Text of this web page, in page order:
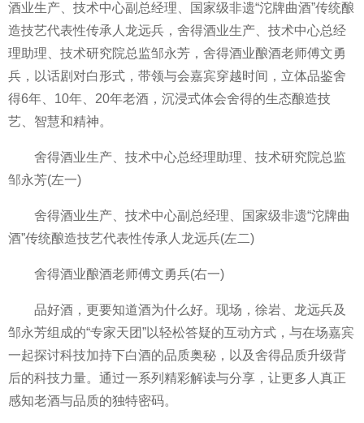
酒业生产、技术中心副总经理、国家级非遗“沱牌曲酒”传统酿
造技艺代表性传承人龙远兵，舍得酒业生产、技术中心总经
理助理、技术研究院总监邹永芳，舍得酒业酿酒老师傅文勇
兵，以话剧对白形式，带领与会嘉宾穿越时间，立体品鉴舍
得6年、10年、20年老酒，沉浸式体会舍得的生态酿造技
艺、智慧和精神。
舍得酒业生产、技术中心总经理助理、技术研究院总监
邹永芳(左一)
舍得酒业生产、技术中心副总经理、国家级非遗“沱牌曲
酒”传统酿造技艺代表性传承人龙远兵(左二)
舍得酒业酿酒老师傅文勇兵(右一)
品好酒，更要知道酒为什么好。现场，徐岩、龙远兵及
邹永芳组成的“专家天团”以轻松答疑的互动方式，与在场嘉宾
一起探讨科技加持下白酒的品质奥秘，以及舍得品质升级背
后的科技力量。通过一系列精彩解读与分享，让更多人真正
感知老酒与品质的独特密码。